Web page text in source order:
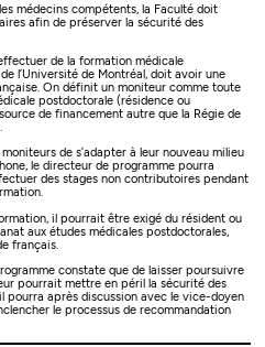
médecins compétents, la Faculté doit
afin de préserver la sécurité des
de la formation médicale
l’Université de Montréal, doit avoir une
On définit un moniteur comme toute
postdoctorale (résidence ou
de financement autre que la Régie de
de s’adapter à leur nouveau milieu
le directeur de programme pourra
des stages non contributoires pendant
il pourrait être exigé du résident ou
aux études médicales postdoctorales,
français.
constate que de laisser poursuivre
pourrait mettre en péril la sécurité des
pourra après discussion avec le vice-doyen
le processus de recommandation